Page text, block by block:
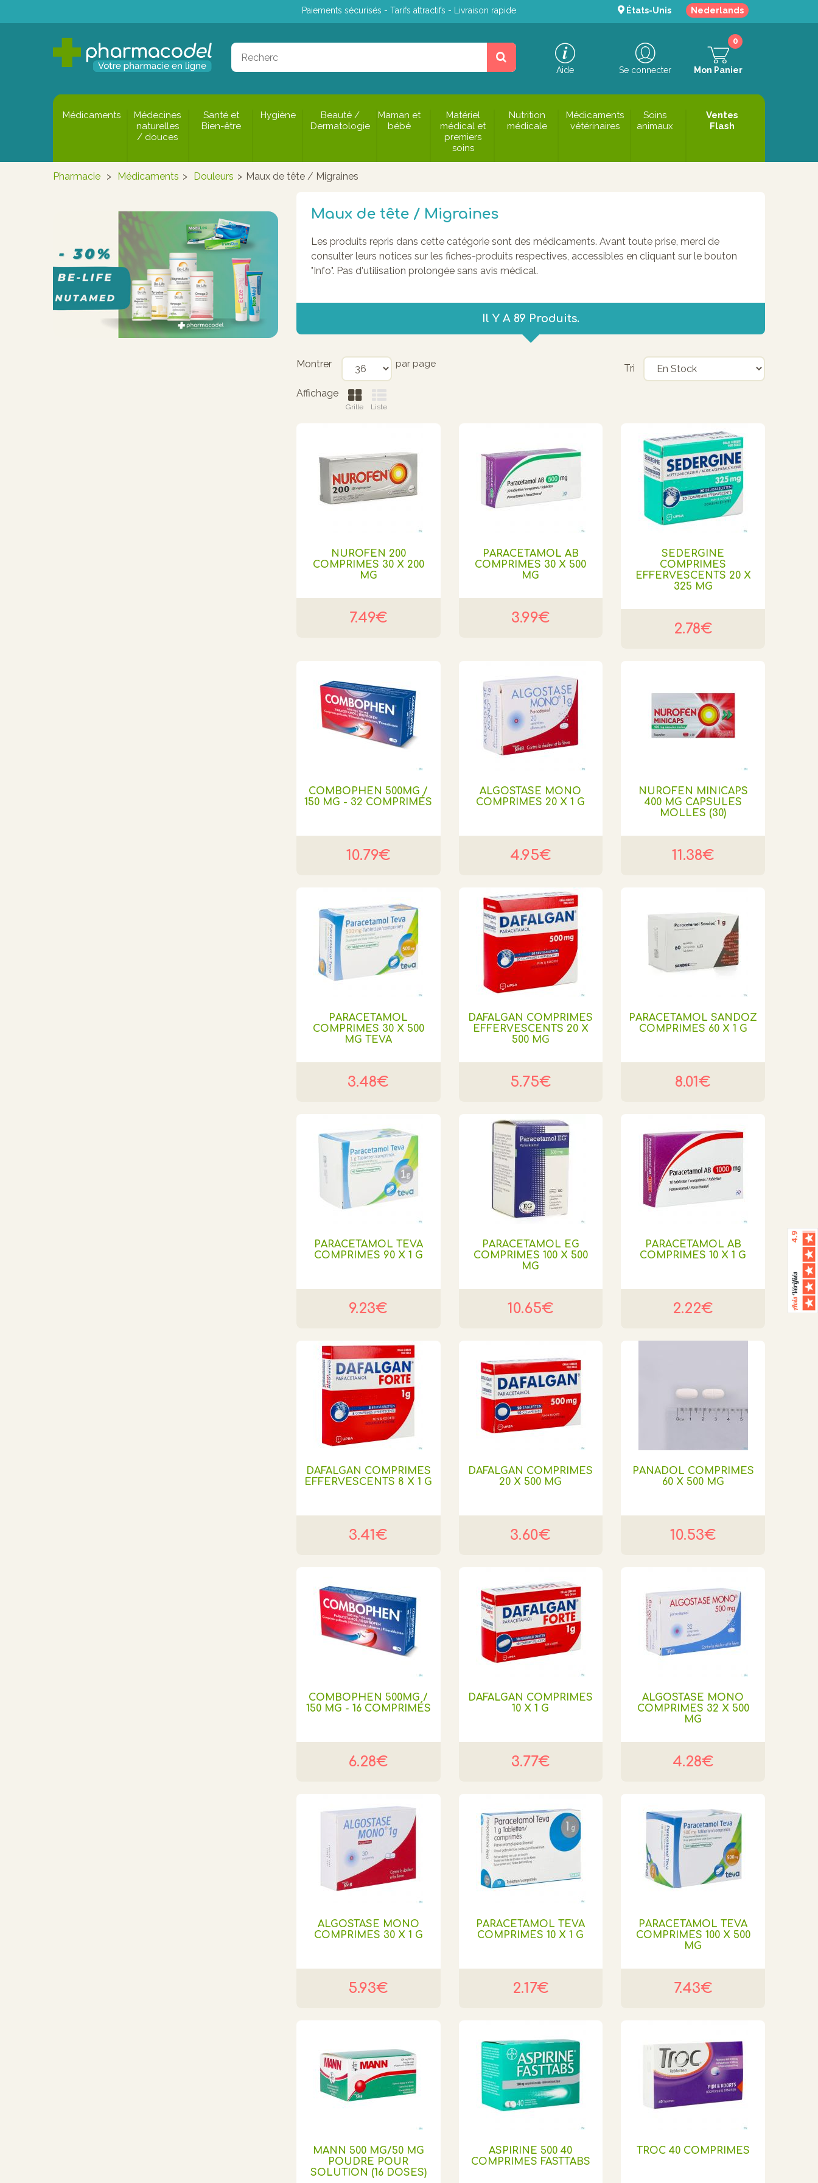
Paiements sécurisés - Tarifs attractifs - Livraison rapide États-Unis Nederlands
Aide Se connecter Mon Panier
0
Médicaments
Médecines
naturelles
/ douces
Santé et
Bien-être
Hygiène
Beauté /
Dermatologie
Maman et
bébé
Matériel
médical et
premiers
soins
Nutrition
médicale
Médicaments
vétérinaires
Soins
animaux
Ventes
Flash
Pharmacie > Médicaments > Douleurs > Maux de tête / Migraines
Maux de tête / Migraines
Les produits repris dans cette catégorie sont des médicaments. Avant toute prise, merci de
consulter leurs notices sur les fiches-produits respectives, accessibles en cliquant sur le bouton
"Info". Pas d'utilisation prolongée sans avis médical.
Il Y A 89 Produits.
Montrer par page Tri
Affichage
Grille Liste
NUROFEN 200
COMPRIMES 30 X 200
MG
7.49€
PARACETAMOL AB
COMPRIMES 30 X 500
MG
3.99€
SEDERGINE
COMPRIMES
EFFERVESCENTS 20 X
325 MG
2.78€
COMBOPHEN 500MG /
150 MG - 32 COMPRIMÉS
10.79€
ALGOSTASE MONO
COMPRIMES 20 X 1 G
4.95€
NUROFEN MINICAPS
400 MG CAPSULES
MOLLES (30)
11.38€
PARACETAMOL
COMPRIMES 30 X 500
MG TEVA
3.48€
DAFALGAN COMPRIMES
EFFERVESCENTS 20 X
500 MG
5.75€
PARACETAMOL SANDOZ
COMPRIMES 60 X 1 G
8.01€
PARACETAMOL TEVA
COMPRIMES 90 X 1 G
9.23€
PARACETAMOL EG
COMPRIMES 100 X 500
MG
10.65€
PARACETAMOL AB
COMPRIMES 10 X 1 G
2.22€
DAFALGAN COMPRIMES
EFFERVESCENTS 8 X 1 G
3.41€
DAFALGAN COMPRIMES
20 X 500 MG
3.60€
PANADOL COMPRIMES
60 X 500 MG
10.53€
COMBOPHEN 500MG /
150 MG - 16 COMPRIMÉS
6.28€
DAFALGAN COMPRIMES
10 X 1 G
3.77€
ALGOSTASE MONO
COMPRIMES 32 X 500
MG
4.28€
ALGOSTASE MONO
COMPRIMES 30 X 1 G
5.93€
PARACETAMOL TEVA
COMPRIMES 10 X 1 G
2.17€
PARACETAMOL TEVA
COMPRIMES 100 X 500
MG
7.43€
MANN 500 MG/50 MG
POUDRE POUR
SOLUTION (16 DOSES)
ASPIRINE 500 40
COMPRIMES FASTTABS
TROC 40 COMPRIMES